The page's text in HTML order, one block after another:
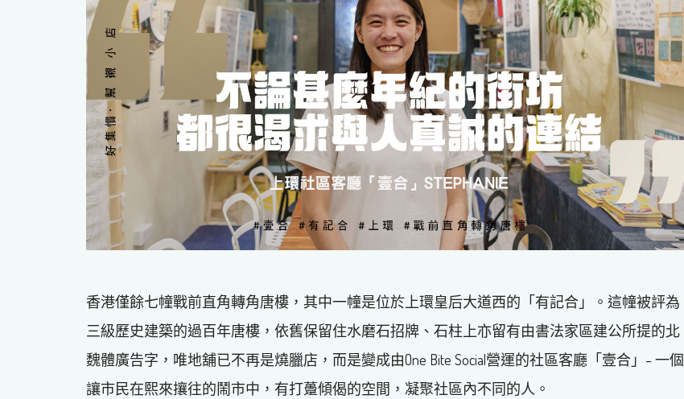
香港僅餘七幢戰前直角轉角唐樓，其中一幢是位於上環皇后大道西的「有記合」。這幢被評為
三級歷史建築的過百年唐樓，依舊保留住水磨石招牌、石柱上亦留有由書法家區建公所提的北
魏體廣告字，唯地舖已不再是燒臘店，而是變成由One Bite Social營運的社區客廳「壹合」– 一個
讓市民在熙來攘往的鬧市中，有打躉傾偈的空間，凝聚社區內不同的人。